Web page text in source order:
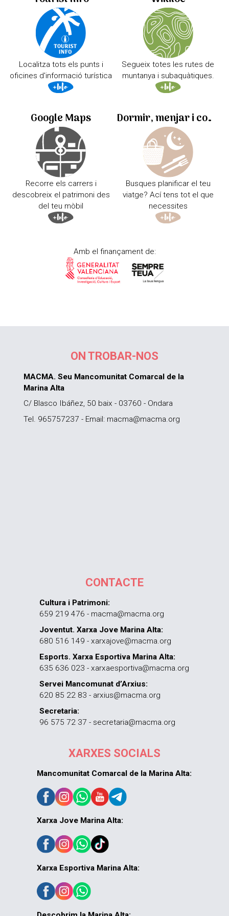
Localitza tots els punts i
oficines d'informació turística
Segueix totes les rutes de
muntanya i subaquàtiques.
Google Maps
Recorre els carrers i
descobreix el patrimoni des
del teu mòbil
Dormir, menjar i comprar
Busques planificar el teu
viatge? Ací tens tot el que
necessites
Amb el finançament de:
ON TROBAR-NOS
MACMA. Seu Mancomunitat Comarcal de la
Marina Alta
C/ Blasco Ibáñez, 50 baix - 03760 - Ondara
Tel. 965757237 - Email: macma@macma.org
CONTACTE
Cultura i Patrimoni:
659 219 476 - macma@macma.org
Joventut. Xarxa Jove Marina Alta:
680 516 149 - xarxajove@macma.org
Esports. Xarxa Esportiva Marina Alta:
635 636 023 - xarxaesportiva@macma.org
Servei Mancomunat d’Arxius:
620 85 22 83 - arxius@macma.org
Secretaria:
96 575 72 37 - secretaria@macma.org
XARXES SOCIALS
Mancomunitat Comarcal de la Marina Alta:
Xarxa Jove Marina Alta:
Xarxa Esportiva Marina Alta: